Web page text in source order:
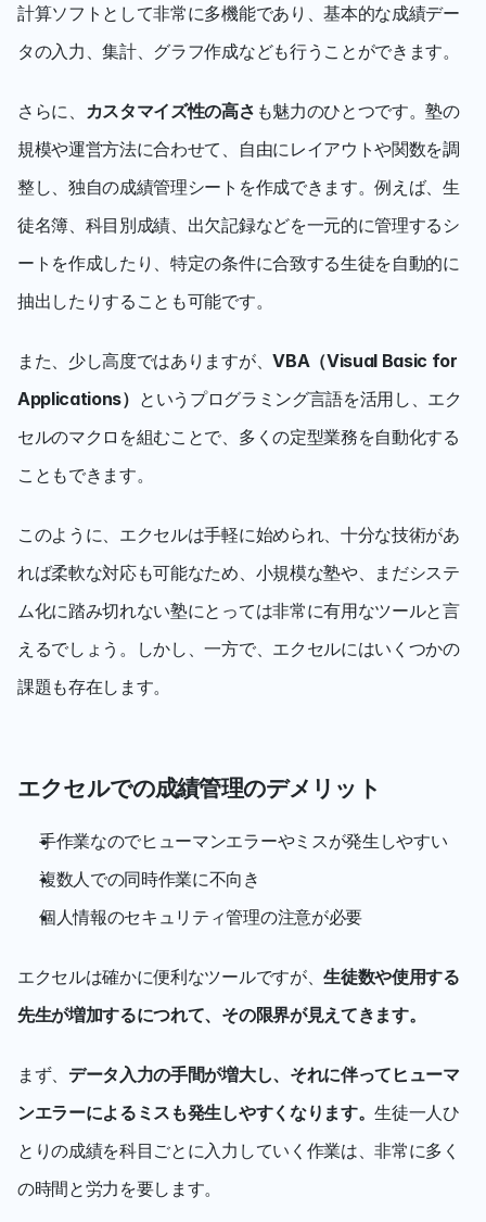
計算ソフトとして非常に多機能であり、基本的な成績デー
タの入力、集計、グラフ作成なども行うことができます。
さらに、 カスタマイズ性の高さ も魅力のひとつです。塾の
規模や運営方法に合わせて、自由にレイアウトや関数を調
整し、独自の成績管理シートを作成できます。例えば、生
徒名簿、科目別成績、出欠記録などを一元的に管理するシ
ートを作成したり、特定の条件に合致する生徒を自動的に
抽出したりすることも可能です。
また、少し高度ではありますが、VBA（Visual Basic for
Applications） というプログラミング言語を活用し、エク
セルのマクロを組むことで、多くの定型業務を自動化する
こともできます。
このように、エクセルは手軽に始められ、十分な技術があ
れば柔軟な対応も可能なため、小規模な塾や、まだシステ
ム化に踏み切れない塾にとっては非常に有用なツールと言
えるでしょう。しかし、一方で、エクセルにはいくつかの
課題も存在します。
エクセルでの成績管理のデメリット
手作業なのでヒューマンエラーやミスが発生しやすい
複数人での同時作業に不向き
個人情報のセキュリティ管理の注意が必要
エクセルは確かに便利なツールですが、生徒数や使用する
先生が増加するにつれて、その限界が見えてきます。
まず、 データ入力の手間が増大し、それに伴ってヒューマ
ンエラーによるミスも発生しやすくなります。生徒一人ひ
とりの成績を科目ごとに入力していく作業は、非常に多く
の時間と労力を要します。